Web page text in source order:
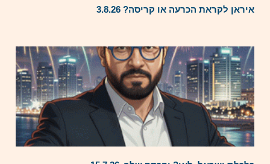
איראן לקראת הכרעה או קריסה? 3.8.26